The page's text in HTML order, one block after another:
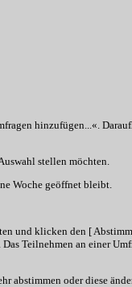
hinzufügen...«.
stellen möchten.
Woche geöffnet bleibt.
und klicken den [
Teilnehmen an einer
abstimmen oder diese